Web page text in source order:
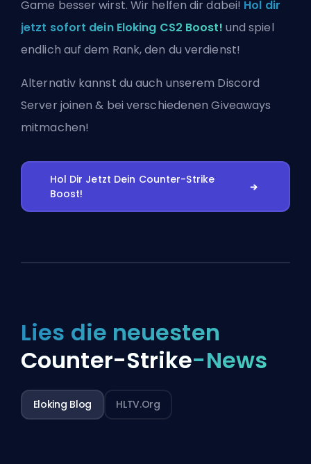
Game besser wirst. Wir helfen dir dabei! Hol dir
jetzt sofort dein Eloking CS2 Boost! und spiel
endlich auf dem Rank, den du verdienst!
Alternativ kannst du auch unserem Discord
Server joinen & bei verschiedenen Giveaways
mitmachen!
Hol Dir Jetzt Dein Counter-Strike
Boost!
Lies die neuesten
Counter-Strike-News
Eloking Blog HLTV.org